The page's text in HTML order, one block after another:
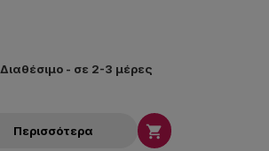
Διαθέσιμο - σε 2-3 μέρες
Περισσότερα 